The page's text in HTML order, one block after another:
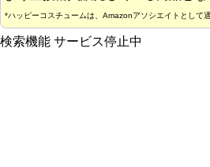
*ハッピーコスチュームは、Amazonアソシエイトとして
検索機能 サービス停止中